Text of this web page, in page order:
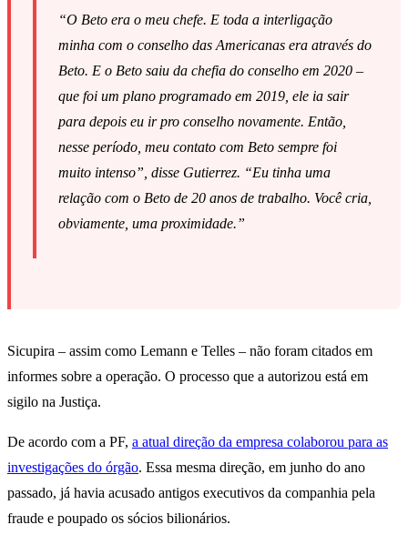
“O Beto era o meu chefe. E toda a interligação
minha com o conselho das Americanas era através do
Beto. E o Beto saiu da chefia do conselho em 2020 –
que foi um plano programado em 2019, ele ia sair
para depois eu ir pro conselho novamente. Então,
nesse período, meu contato com Beto sempre foi
muito intenso”, disse Gutierrez. “Eu tinha uma
relação com o Beto de 20 anos de trabalho. Você cria,
obviamente, uma proximidade.”
Sicupira – assim como Lemann e Telles – não foram citados em
informes sobre a operação. O processo que a autorizou está em
sigilo na Justiça.
De acordo com a PF, a atual direção da empresa colaborou para as
investigações do órgão. Essa mesma direção, em junho do ano
passado, já havia acusado antigos executivos da companhia pela
fraude e poupado os sócios bilionários.